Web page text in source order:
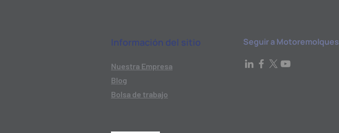
Información del sitio
Nuestra Empresa
Blog
Bolsa de trabajo
Seguir a Motoremolques